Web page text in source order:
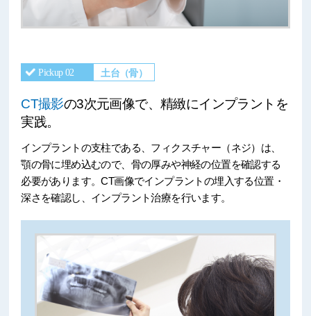
Pickup 02 土台（骨）
CT撮影の3次元画像で、精緻にインプラントを
実践。
インプラントの支柱である、フィクスチャー（ネジ）は、
顎の骨に埋め込むので、骨の厚みや神経の位置を確認する
必要があります。CT画像でインプラントの埋入する位置・
深さを確認し、インプラント治療を行います。